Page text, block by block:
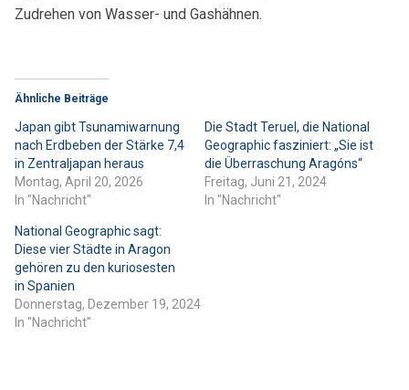
Zudrehen von Wasser- und Gashähnen.
Ähnliche Beiträge
Japan gibt Tsunamiwarnung
nach Erdbeben der Stärke 7,4
in Zentraljapan heraus
Montag, April 20, 2026
In "Nachricht"
Die Stadt Teruel, die National
Geographic fasziniert: „Sie ist
die Überraschung Aragóns“
Freitag, Juni 21, 2024
In "Nachricht"
National Geographic sagt:
Diese vier Städte in Aragon
gehören zu den kuriosesten
in Spanien
Donnerstag, Dezember 19, 2024
In "Nachricht"